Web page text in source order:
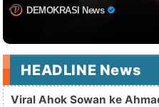
DEMOKRASI News
HEADLINE News
Viral Ahok Sowan ke